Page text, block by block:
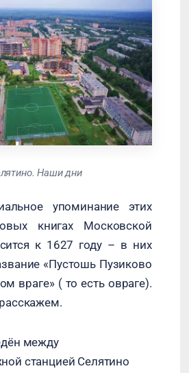
Наши дни
упоминание этих
книгах Московской
к 1627 году – в них
«Пустошь Пузиково
враге» ( то есть овраге).
между
станцией Селятино